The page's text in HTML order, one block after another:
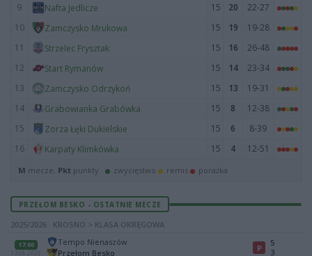
9
Nafta Jedlicze 15 20
22-27
10
Zamczysko Mrukowa 15 19
19-28
11
Strzelec Frysztak 15 16
26-48
12
Start Rymanów 15 14
23-34
13
Zamczysko Odrzykoń 15 13
19-31
14
Grabowianka Grabówka 15 8
12-38
15
Zorza Łęki Dukielskie 15 6
8-39
16
Karpaty Klimkówka 15 4 12-51
M mecze, Pkt punkty · zwycięstwo remis porażka
PRZEŁOM BESKO - OSTATNIE MECZE
2025/2026 · KROSNO > KLASA OKRĘGOWA
17:00
13.06.2026
Tempo Nienaszów
Przełom Besko
P
5
3